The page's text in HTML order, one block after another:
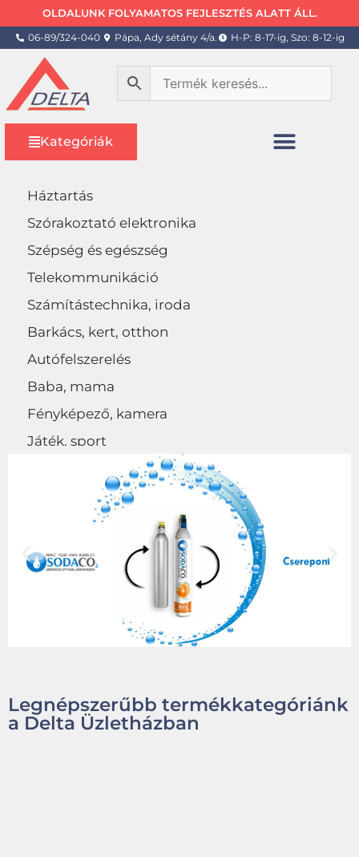
OLDALUNK FOLYAMATOS FEJLESZTÉS ALATT ÁLL.
06-89/324-040 Pápa, Ady sétány 4/a. H-P: 8-17-ig, Szo: 8-12-ig
Kategóriák
Háztartás
Szórakoztató elektronika
Szépség és egészség
Telekommunikáció
Számítástechnika, iroda
Barkács, kert, otthon
Autófelszerelés
Baba, mama
Fényképező, kamera
Játék, sport
Legnépszerűbb termékkategóriánk
a Delta Üzletházban